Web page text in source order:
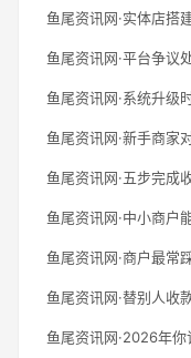
鱼尾资讯网·实体店搭
鱼尾资讯网·平台争议
鱼尾资讯网·系统升级
鱼尾资讯网·新手商家
鱼尾资讯网·五步完成
鱼尾资讯网·中小商户
鱼尾资讯网·商户最常
鱼尾资讯网·替别人收
鱼尾资讯网·2026年